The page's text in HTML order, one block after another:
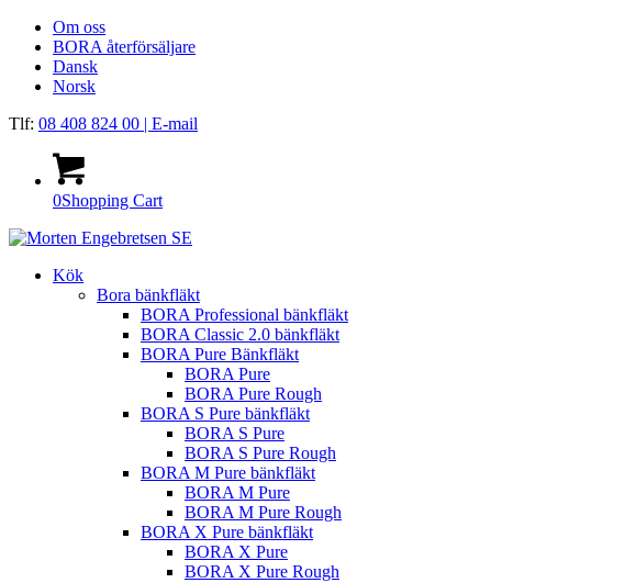
Om oss
BORA återförsäljare
Dansk
Norsk
Tlf: 08 408 824 00 | E-mail
0Shopping Cart
Kök
Bora bänkfläkt
BORA Professional bänkfläkt
BORA Classic 2.0 bänkfläkt
BORA Pure Bänkfläkt
BORA Pure
BORA Pure Rough
BORA S Pure bänkfläkt
BORA S Pure
BORA S Pure Rough
BORA M Pure bänkfläkt
BORA M Pure
BORA M Pure Rough
BORA X Pure bänkfläkt
BORA X Pure
BORA X Pure Rough